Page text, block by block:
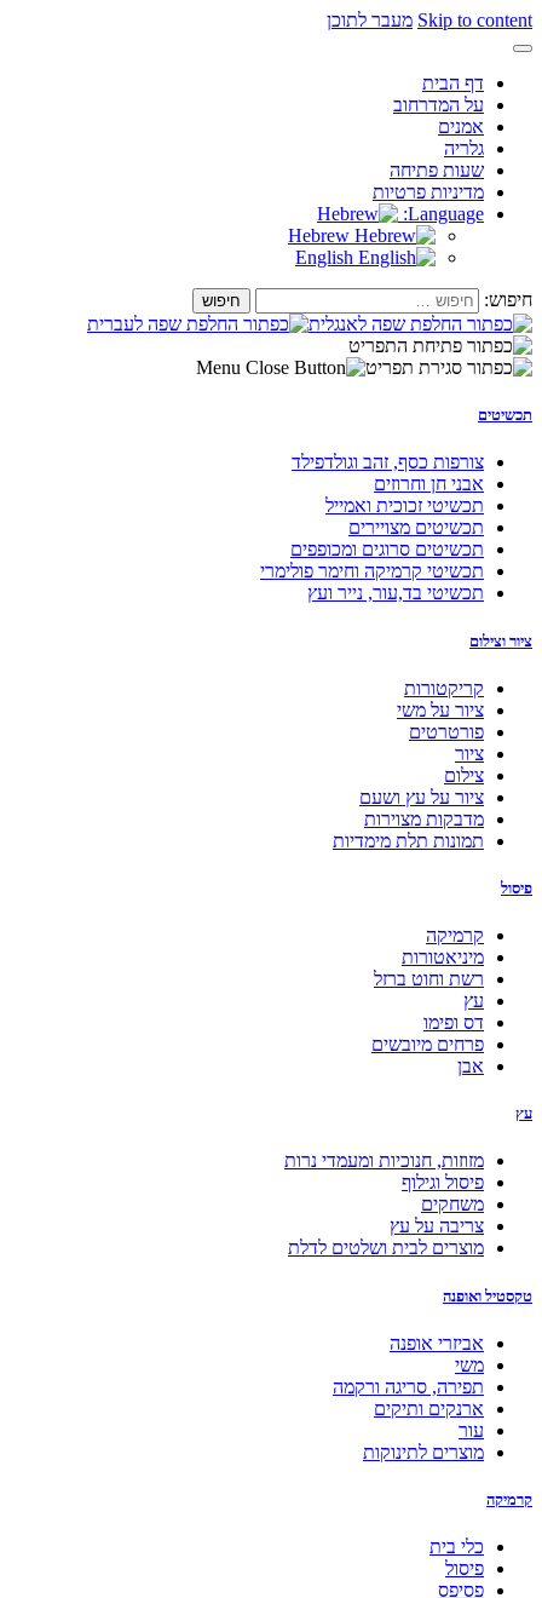
Skip to content מעבר לתוכן
דף הבית
על המדרחוב
אמנים
גלריה
שעות פתיחה
מדיניות פרטיות
Language:
חיפוש:
תכשיטים
צורפות כסף, זהב וגולדפילד
אבני חן וחרוזים
תכשיטי זכוכית ואמייל
תכשיטים מצויירים
תכשיטים סרוגים ומכופפים
תכשיטי קרמיקה וחימר פולימרי
תכשיטי בד,עור, נייר ועץ
ציור וצילום
קריקטורות
ציור על משי
פורטרטים
ציור
צילום
ציור על עץ ושעם
מדבקות מצוירות
תמונות תלת מימדיות
פיסול
קרמיקה
מיניאטורות
רשת וחוט ברזל
עץ
דס ופימו
פרחים מיובשים
אבן
עץ
מזוזות, חנוכיות ומעמדי נרות
פיסול וגילוף
משחקים
צריבה על עץ
מוצרים לבית ושלטים לדלת
טקסטיל ואופנה
אביזרי אופנה
משי
תפירה, סריגה ורקמה
ארנקים ותיקים
עור
מוצרים לתינוקות
קרמיקה
כלי בית
פיסול
פסיפס